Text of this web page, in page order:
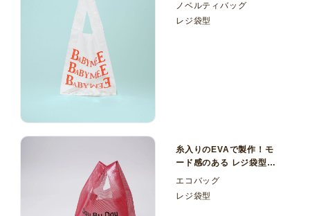
ノベルティバッグ
レジ袋型
糸入りのEVAで製作！モ
ード感のある レジ袋型エ
コバッグ
エコバッグ
レジ袋型